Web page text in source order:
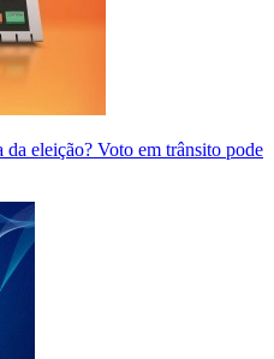
eleição? Voto em trânsito pode